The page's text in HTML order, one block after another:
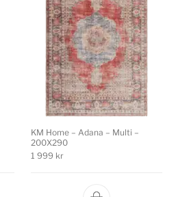
KM Home – Adana – Multi –
200X290
1 999 kr